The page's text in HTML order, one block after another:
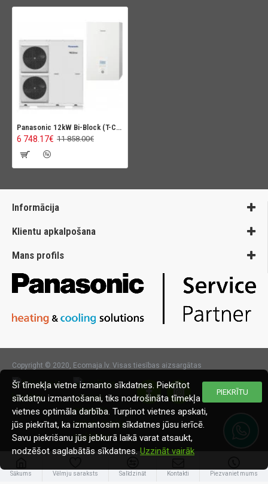
Panasonic 12kW Bi-Block (T-CAP) Super kluss
6 748.17€ 11 858.00€
Informācija
Klientu apkalpošana
Mans profils
Copyright © 2020, Ecomaja.lv. Visas tiesības aizsargātas
Sākums Vēlmju saraksts Salīdzināt Kontakti Piezvaniet mums
PIEKRĪTU
Šī tīmekļa vietne izmanto sīkdatnes. Piekrītot
sīkdatņu izmantošanai, tiks nodrošināta tīmekļa
vietnes optimāla darbība. Turpinot vietnes apskati,
jūs piekrītat, ka izmantosim sīkdatnes jūsu ierīcē.
Savu piekrišanu jūs jebkurā laikā varat atsaukt,
nodzēšot saglabātās sīkdatnes. Uzzināt vairāk